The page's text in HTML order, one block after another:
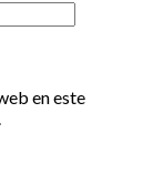
en este